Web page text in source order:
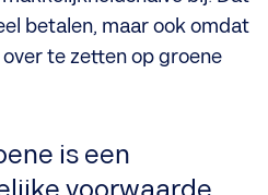
betalen, maar ook omdat
te zetten op groene
is een